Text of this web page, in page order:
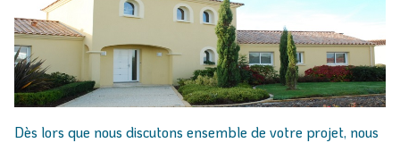
Dès lors que nous discutons ensemble de votre projet, nous